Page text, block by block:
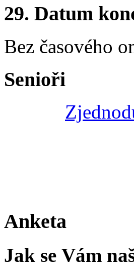
29. Datum
Bez časového
Senioři
Anketa
Jak se Vám